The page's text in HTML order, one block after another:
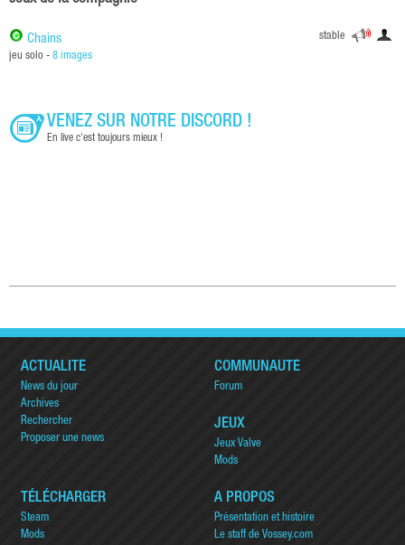
stable
Chains
jeu solo - 8 images
VENEZ SUR NOTRE DISCORD !
En live c'est toujours mieux !
ACTUALITÉ
News du jour
Archives
Rechercher
Proposer une news
COMMUNAUTÉ
Forum
JEUX
Jeux Valve
Mods
TÉLÉCHARGER
Steam
Mods
A PROPOS
Présentation et histoire
Le staff de Vossey.com